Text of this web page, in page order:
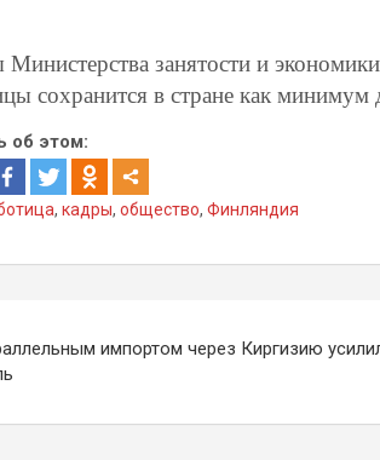
занятости и
сохранится в стране как минимум
об этом:
, кадры, общество, Финляндия
импортом через Киргизию